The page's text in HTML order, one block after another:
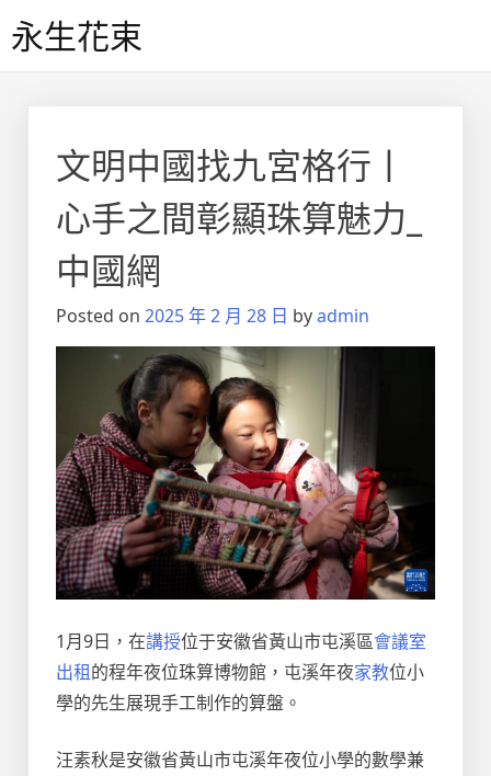
to永生花束
文明中國找九宮格行丨
心手之間彰顯珠算魅力_
中國網
Posted on 2025 年 2 月 28 日 byadmin
1月9日，在講授位于安徽省黃山市屯溪區會議室
出租的程年夜位珠算博物館，屯溪年夜家教位小
學的先生展現手工制作的算盤。
汪素秋是安徽省黃山市屯溪年夜位小學的數學兼